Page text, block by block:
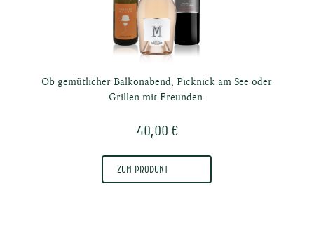
Ob gemütlicher Balkonabend, Picknick am See oder
Grillen mit Freunden.
40,00 €
Zum Produkt